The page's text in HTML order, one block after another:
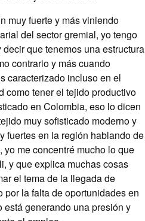
muy fuerte y más viniendo
del sector gremial, yo tengo
que tenemos una estructura
contrario y más cuando
caracterizado incluso en el
como tener el tejido productivo
en Colombia, eso lo dicen
muy sofisticado moderno y
fuertes en la región hablando de
me concentré mucho lo que
y que explica muchas cosas
el tema de la llegada de
por la falta de oportunidades en
está generando una presión y